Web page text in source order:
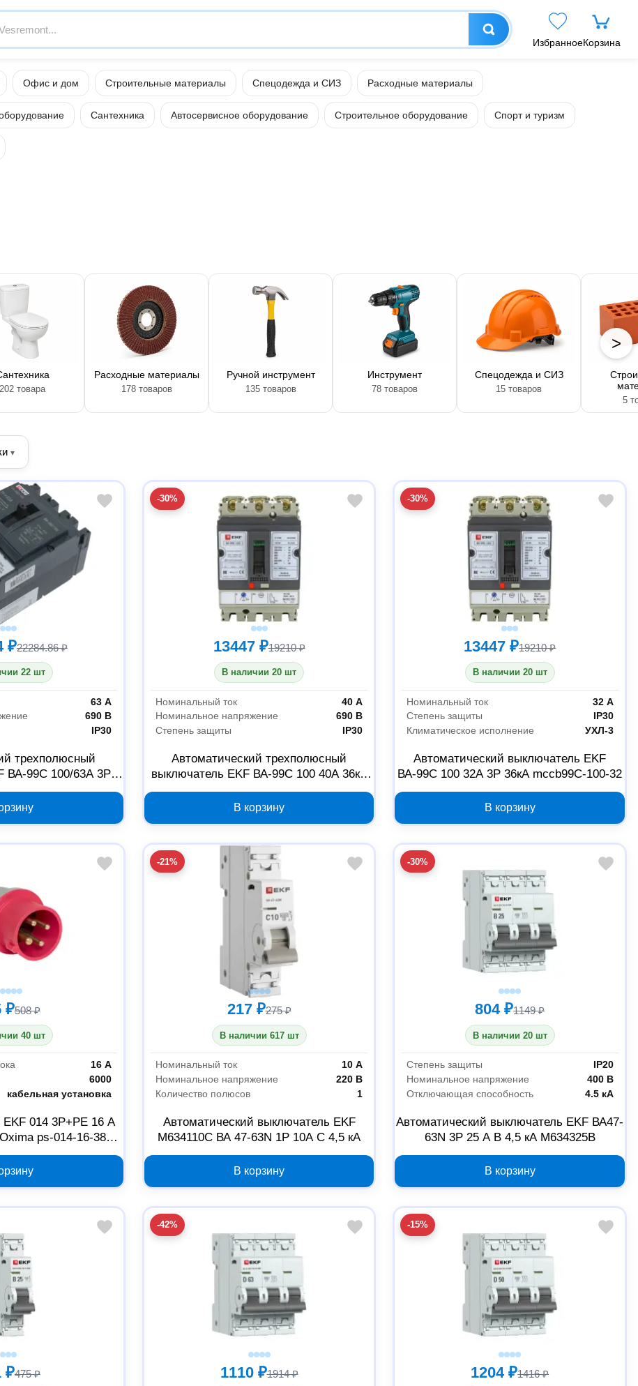
ИзбранноеКорзина
Офис и дом Строительные материалы Спецодежда и СИЗ Расходные материалы
Сантехника Автосервисное оборудование Строительное оборудование Спорт и туризм
>
202 товара
Расходные материалы
178 товаров
Ручной инструмент
135 товаров
Инструмент
78 товаров
Спецодежда и СИЗ
15 товаров
5
▾
₽22284.86 ₽
22 шт
63 А
690 В
IP30
трехполюсный
ВА-99C 100/63А 3P
100-63
-30%
13447 ₽19210 ₽
В наличии 20 шт
Номинальный ток
40 А
Номинальное напряжение
690 В
Степень защиты
IP30
Автоматический трехполюсный
выключатель EKF ВА-99С 100 40А 36кА
mccb99C-100-40
В корзину
-30%
13447 ₽19210 ₽
В наличии 20 шт
Номинальный ток
32 А
Степень защиты
IP30
Климатическое исполнение
УХЛ-3
Автоматический выключатель EKF
ВА-99C 100 32А 3P 36кА mccb99C-100-32
В корзину
₽508 ₽
40 шт
16 А
6000
кабельная установка
EKF 014 3Р+РЕ 16 А
ps-014-16-380-
-21%
217 ₽275 ₽
В наличии 617 шт
Номинальный ток
10 А
Номинальное напряжение
220 В
Количество полюсов
1
Автоматический выключатель EKF
M634110C ВА 47-63N 1P 10А C 4,5 кА
В корзину
-30%
804 ₽1149 ₽
В наличии 20 шт
Степень защиты
IP20
Номинальное напряжение
400 В
Отключающая способность
4.5 кА
Автоматический выключатель EKF ВА47-
63N 3P 25 А B 4,5 кА M634325B
В корзину
₽475 ₽
-42%
1110 ₽1914 ₽
-15%
1204 ₽1416 ₽